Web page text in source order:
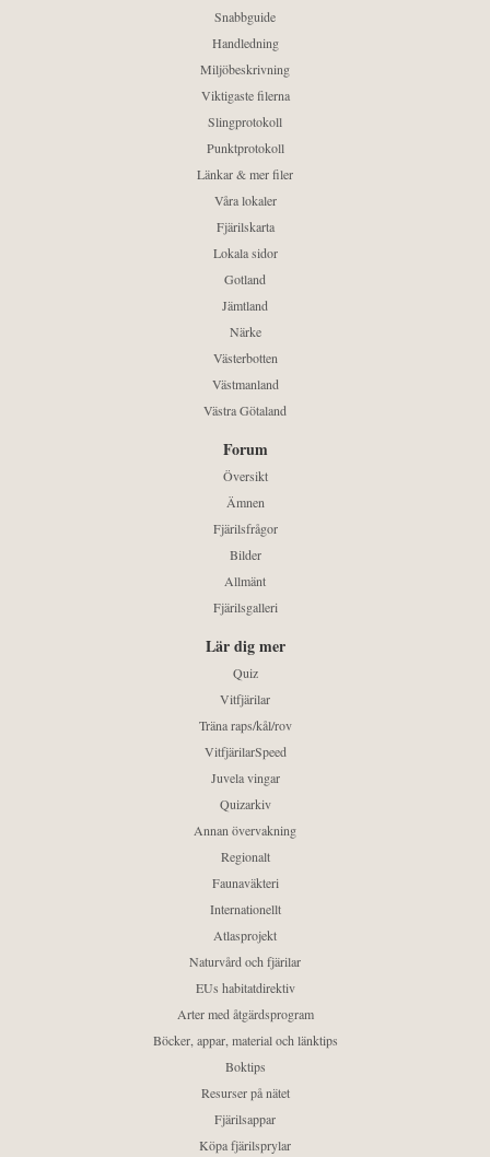
Snabbguide
Handledning
Miljöbeskrivning
Viktigaste filerna
Slingprotokoll
Punktprotokoll
Länkar & mer filer
Våra lokaler
Fjärilskarta
Lokala sidor
Gotland
Jämtland
Närke
Västerbotten
Västmanland
Västra Götaland
Forum
Översikt
Ämnen
Fjärilsfrågor
Bilder
Allmänt
Fjärilsgalleri
Lär dig mer
Quiz
Vitfjärilar
Träna raps/kål/rov
VitfjärilarSpeed
Juvela vingar
Quizarkiv
Annan övervakning
Regionalt
Faunaväkteri
Internationellt
Atlasprojekt
Naturvård och fjärilar
EUs habitatdirektiv
Arter med åtgärdsprogram
Böcker, appar, material och länktips
Boktips
Resurser på nätet
Fjärilsappar
Köpa fjärilsprylar